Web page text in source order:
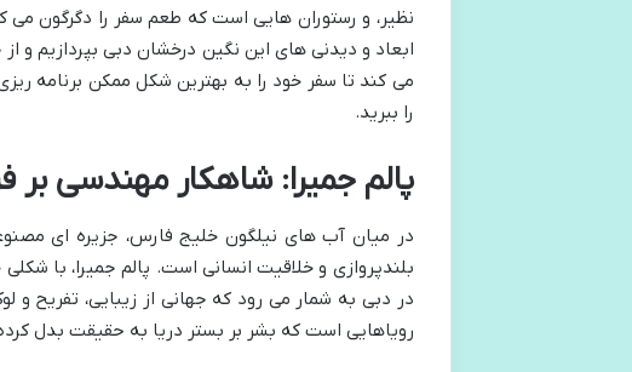
نظیر، و رستوران هایی است که طعم سفر را دگرگون می
ابعاد و دیدنی های این نگین درخشان دبی بپردازیم و
می کند تا سفر خود را به بهترین شکل ممکن برنامه
را ببرید.
پالم جمیرا: شاهکار مهندسی بر
در میان آب های نیلگون خلیج فارس، جزیره ای
بلندپروازی و خلاقیت انسانی است. پالم جمیرا، با
در دبی به شمار می رود که جهانی از زیبایی، تفریح
رویاهایی است که بشر بر بستر دریا به حقیقت بدل